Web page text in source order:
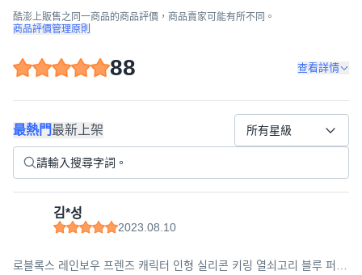
酷澎上販售之同一商品的商品評價，商品賣家可能有所不同。
商品評價管理原則
88 查看詳情
最熱門最新上架 所有星級
김*성
2023.08.10
로블록스 레인보우 프렌즈 캐릭터 인형 실리콘 키링 열쇠고리 블루 퍼플